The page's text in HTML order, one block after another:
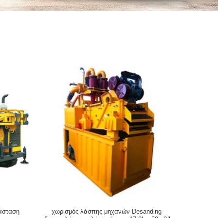
χωρισμός λάσπης μηχανών Desanding